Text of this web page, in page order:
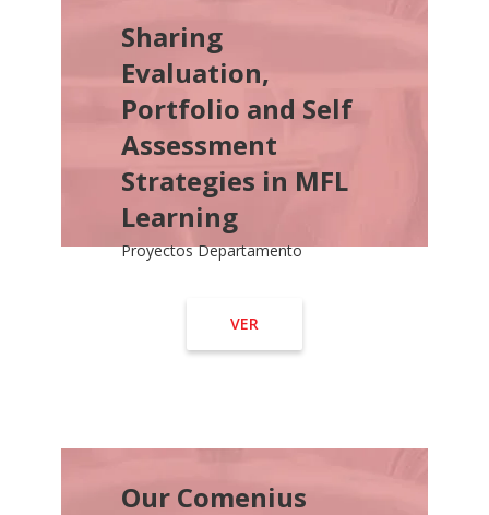
Sharing
Evaluation,
Portfolio and Self
Assessment
Strategies in MFL
Learning
Proyectos Departamento
VER
Our Comenius